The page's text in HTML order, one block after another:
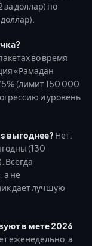
за доллар) по
во время
«Рамадан
(лимит 150 000
и уровень
выгоднее? Нет.
(130
Всегда
а не
дает лучшую
в мете 2026
еженедельно, а